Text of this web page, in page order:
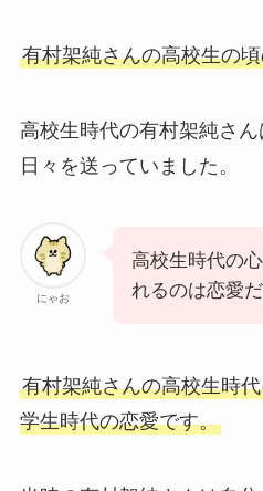
有村架純さんの高校生の
高校生時代の有村架純さ
日々を送っていました。
にゃお
高校生時代の
れるのは恋愛
有村架純さんの高校生時
学生時代の恋愛です。